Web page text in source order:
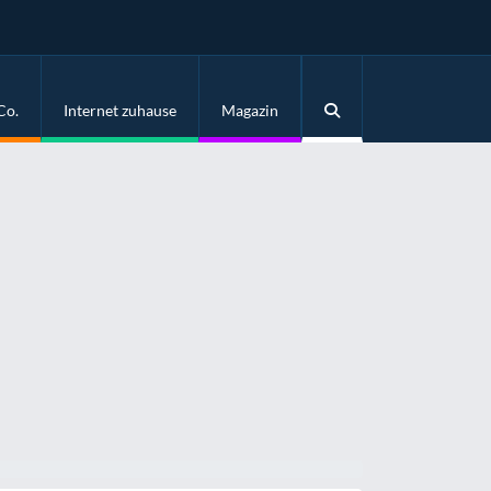
Internet zuhause Magazin